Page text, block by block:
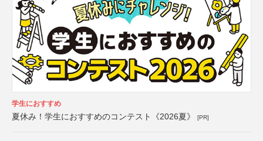
学生におすすめ
夏休み！学生におすすめのコンテスト《2026夏》 [PR]